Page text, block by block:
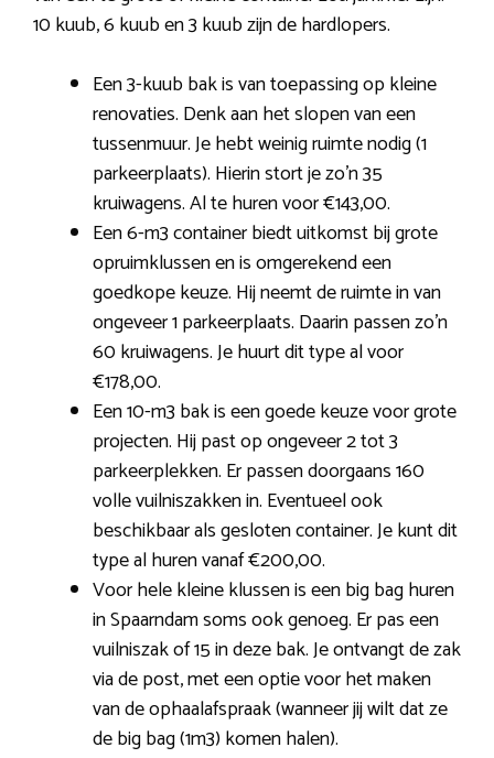
10 kuub, 6 kuub en 3 kuub zijn de hardlopers.
Een 3-kuub bak is van toepassing op kleine
renovaties. Denk aan het slopen van een
tussenmuur. Je hebt weinig ruimte nodig (1
parkeerplaats). Hierin stort je zo’n 35
kruiwagens. Al te huren voor €143,00.
Een 6-m3 container biedt uitkomst bij grote
opruimklussen en is omgerekend een
goedkope keuze. Hij neemt de ruimte in van
ongeveer 1 parkeerplaats. Daarin passen zo’n
60 kruiwagens. Je huurt dit type al voor
€178,00.
Een 10-m3 bak is een goede keuze voor grote
projecten. Hij past op ongeveer 2 tot 3
parkeerplekken. Er passen doorgaans 160
volle vuilniszakken in. Eventueel ook
beschikbaar als gesloten container. Je kunt dit
type al huren vanaf €200,00.
Voor hele kleine klussen is een big bag huren
in Spaarndam soms ook genoeg. Er pas een
vuilniszak of 15 in deze bak. Je ontvangt de zak
via de post, met een optie voor het maken
van de ophaalafspraak (wanneer jij wilt dat ze
de big bag (1m3) komen halen).